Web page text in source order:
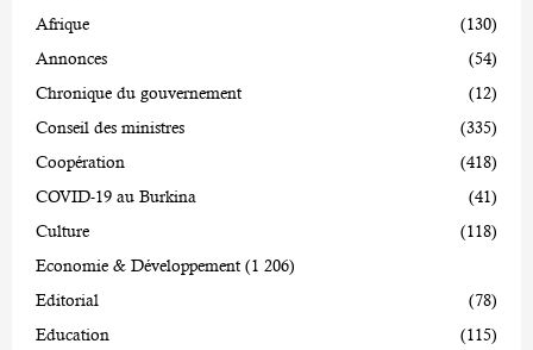
Afrique
(130)
Annonces
(54)
Chronique du gouvernement
(12)
Conseil des ministres
(335)
Coopération
(418)
COVID-19 au Burkina
(41)
Culture
(118)
Economie & Développement (1 206)
Editorial
(78)
Education
(115)